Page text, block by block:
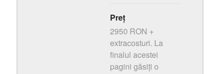
Preț
2950 RON +
extracosturi. La
finalul acestei
pagini găsiți o